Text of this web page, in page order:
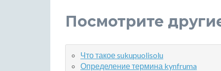
Посмотрите
Что такое sukupuolisolu
Определение термина kynfruma